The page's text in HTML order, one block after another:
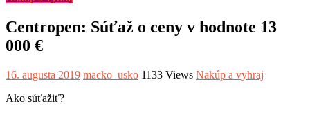
Centropen: Súťaž o ceny v hodnote 13
000 €
16. augusta 2019 macko_usko 1133 Views Nakúp a vyhraj
Ako súťažiť?